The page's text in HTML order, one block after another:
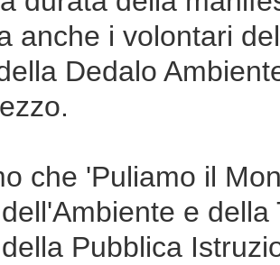
anche i volontari
Dedalo
che 'Puliamo il
e
Pubblica